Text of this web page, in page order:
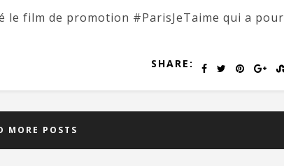
le film de promotion #ParisJeTaime qui a pour
SHARE:
MORE POSTS